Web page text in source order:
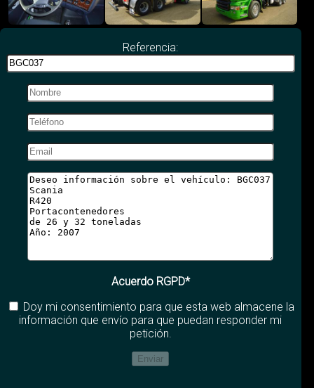
Referencia:
Acuerdo RGPD*
Doy mi consentimiento para que esta web almacene la
información que envío para que puedan responder mi
petición.